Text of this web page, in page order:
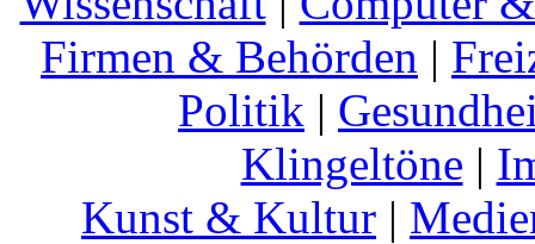
Firmen & Behörden |
Politik |
Klingeltöne |
Kunst & Kultur |